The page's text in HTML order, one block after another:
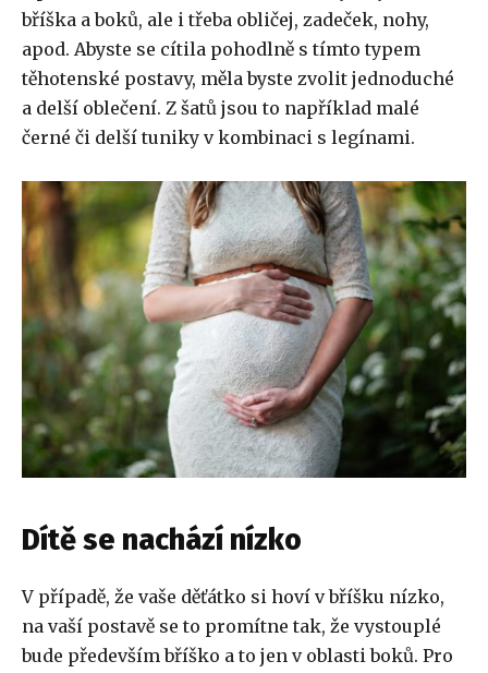
bříška a boků, ale i třeba obličej, zadeček, nohy,
apod. Abyste se cítila pohodlně s tímto typem
těhotenské postavy, měla byste zvolit jednoduché
a delší oblečení. Z šatů jsou to například malé
černé či delší tuniky v kombinaci s legínami.
Dítě se nachází nízko
V případě, že vaše děťátko si hoví v bříšku nízko,
na vaší postavě se to promítne tak, že vystouplé
bude především bříško a to jen v oblasti boků. Pro